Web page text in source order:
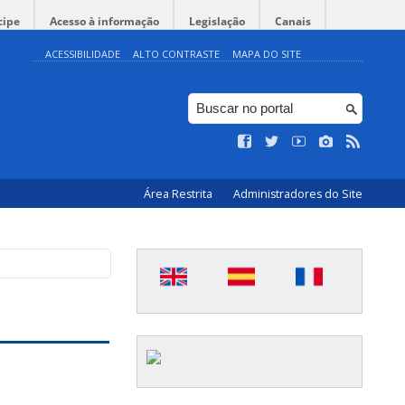
Acesso à informação Legislação Canais
ACESSIBILIDADE ALTO CONTRASTE MAPA DO SITE
Área Restrita Administradores do Site